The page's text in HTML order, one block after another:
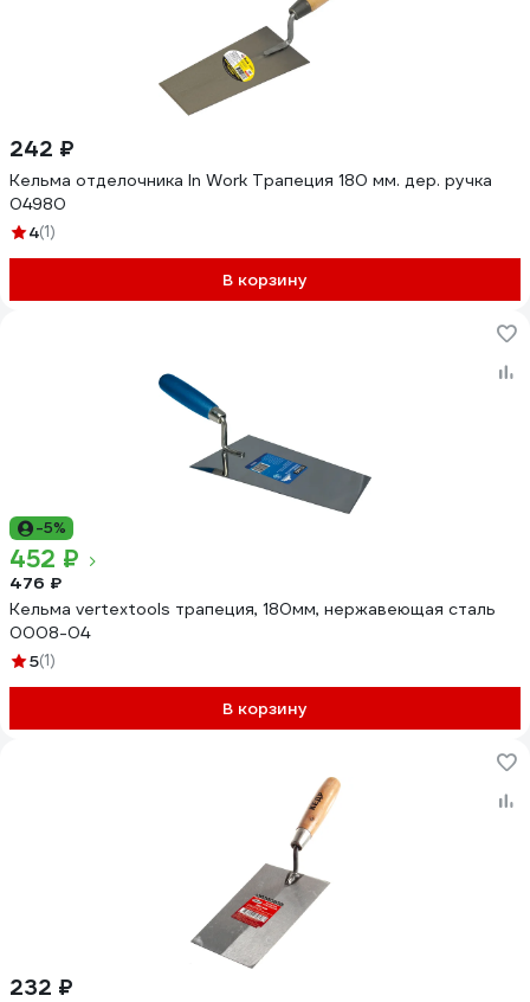
242 ₽
Кельма отделочника In Work Трапеция 180 мм. дер. ручка
04980
4(1)
В корзину
-5%
452 ₽
476 ₽
Кельма vertextools трапеция, 180мм, нержавеющая сталь
0008-04
5(1)
В корзину
232 ₽